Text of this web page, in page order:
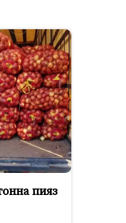
пияз